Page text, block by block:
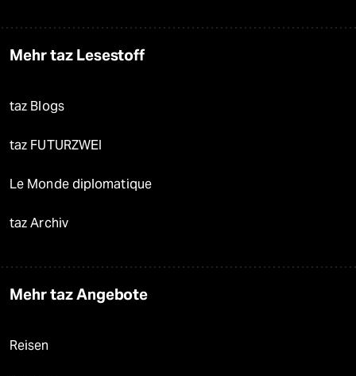
Mehr taz Lesestoff
taz Blogs
taz FUTURZWEI
Le Monde diplomatique
taz Archiv
Mehr taz Angebote
Reisen